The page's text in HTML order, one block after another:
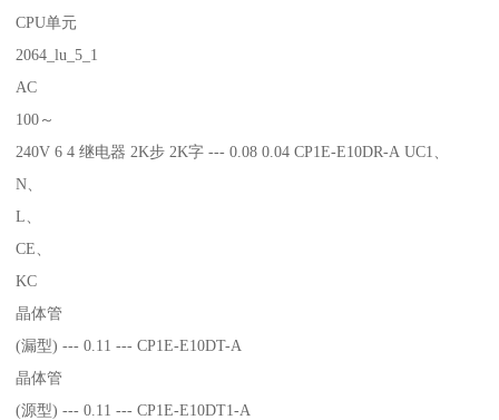
CPU单元
2064_lu_5_1
AC
100～
240V 6 4 继电器 2K步 2K字 --- 0.08 0.04 CP1E-E10DR-A UC1、
N、
L、
CE、
KC
晶体管
(漏型) --- 0.11 --- CP1E-E10DT-A
晶体管
(源型) --- 0.11 --- CP1E-E10DT1-A